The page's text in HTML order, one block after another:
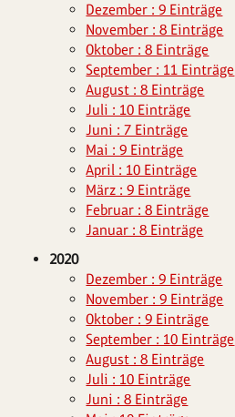
Dezember : 9 Einträge
November : 8 Einträge
Oktober : 8 Einträge
September : 11 Einträge
August : 8 Einträge
Juli : 10 Einträge
Juni : 7 Einträge
Mai : 9 Einträge
April : 10 Einträge
März : 9 Einträge
Februar : 8 Einträge
Januar : 8 Einträge
2020
Dezember : 9 Einträge
November : 9 Einträge
Oktober : 9 Einträge
September : 10 Einträge
August : 8 Einträge
Juli : 10 Einträge
Juni : 8 Einträge